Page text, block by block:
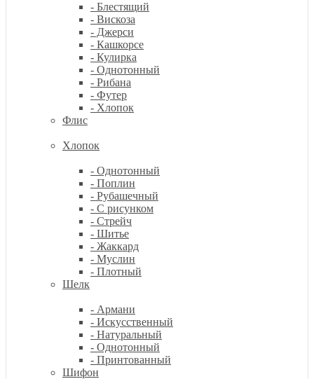
- Блестящий
- Вискоза
- Джерси
- Кашкорсе
- Кулирка
- Однотонный
- Рибана
- Футер
- Хлопок
Флис
Хлопок
- Однотонный
- Поплин
- Рубашечный
- С рисунком
- Стрейч
- Шитье
- Жаккард
- Муслин
- Плотный
Шелк
- Армани
- Искусственный
- Натуральный
- Однотонный
- Принтованный
Шифон